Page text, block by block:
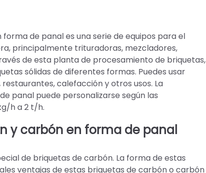
de panal es una serie de equipos para el
principalmente trituradoras, mezcladores,
de esta planta de procesamiento de briquetas,
sólidas de diferentes formas. Puedes usar
calefacción y otros usos. La
panal puede personalizarse según las
h a 2 t/h.
y carbón en forma de panal
de briquetas de carbón. La forma de estas
ventajas de estas briquetas de carbón o carbón